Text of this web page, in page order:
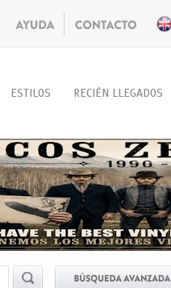
ESTILOS RECIÉN LLEGADOS